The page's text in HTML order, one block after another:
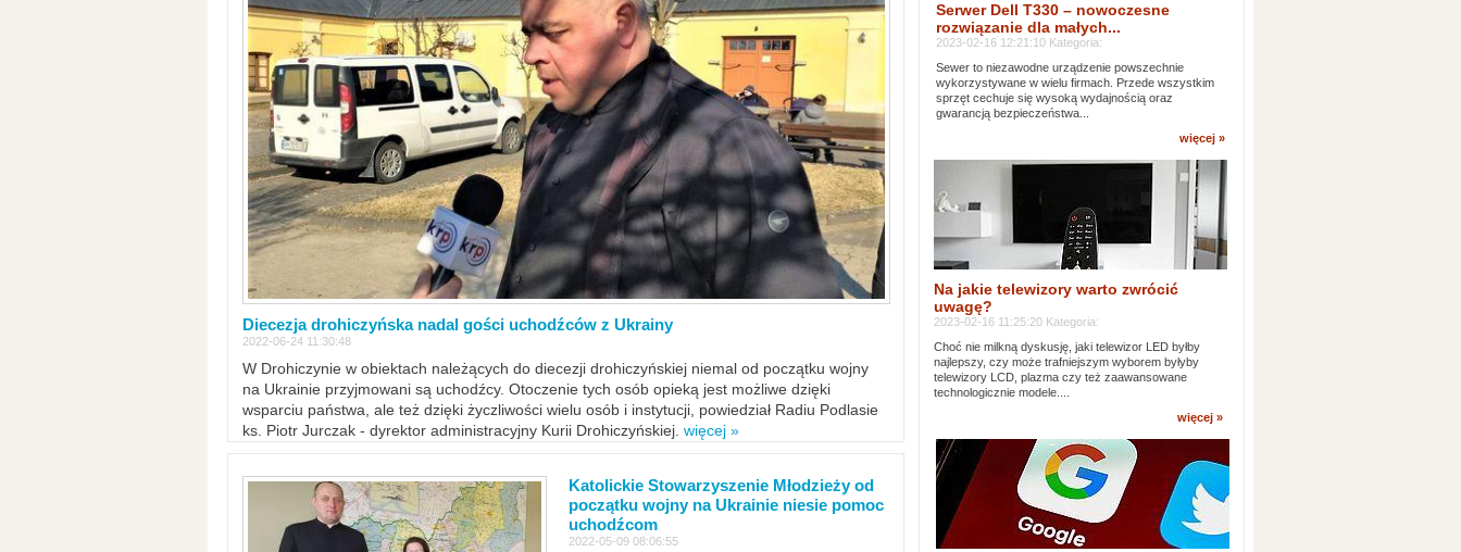
Diecezja drohiczyńska nadal gości uchodźców z Ukrainy
2022-06-24 11:30:48
W Drohiczynie w obiektach należących do diecezji drohiczyńskiej niemal od początku wojny
na Ukrainie przyjmowani są uchodźcy. Otoczenie tych osób opieką jest możliwe dzięki
wsparciu państwa, ale też dzięki życzliwości wielu osób i instytucji, powiedział Radiu Podlasie
ks. Piotr Jurczak - dyrektor administracyjny Kurii Drohiczyńskiej. więcej »
Katolickie Stowarzyszenie Młodzieży od
początku wojny na Ukrainie niesie pomoc
uchodźcom
2022-05-09 08:06:55
Serwer Dell T330 – nowoczesne
rozwiązanie dla małych...
2023-02-16 12:21:10 Kategoria:
Sewer to niezawodne urządzenie powszechnie
wykorzystywane w wielu firmach. Przede wszystkim
sprzęt cechuje się wysoką wydajnością oraz
gwarancją bezpieczeństwa...
więcej »
Na jakie telewizory warto zwrócić
uwagę?
2023-02-16 11:25:20 Kategoria:
Choć nie milkną dyskusję, jaki telewizor LED byłby
najlepszy, czy może trafniejszym wyborem byłyby
telewizory LCD, plazma czy też zaawansowane
technologicznie modele....
więcej »